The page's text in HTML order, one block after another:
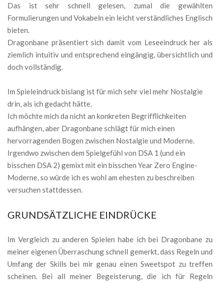
Das ist sehr schnell gelesen, zumal die gewählten
Formulierungen und Vokabeln ein leicht verständliches Englisch
bieten.
Dragonbane präsentiert sich damit vom Leseeindruck her als
ziemlich intuitiv und entsprechend eingängig, übersichtlich und
doch vollständig.
Im Spieleindruck bislang ist für mich sehr viel mehr Nostalgie
drin, als ich gedacht hätte.
Ich möchte mich da nicht an konkreten Begrifflichkeiten
aufhängen, aber Dragonbane schlägt für mich einen
hervorragenden Bogen zwischen Nostalgie und Moderne.
Irgendwo zwischen dem Spielgefühl von DSA 1 (und ein
bisschen DSA 2) gemixt mit ein bisschen Year Zero Engine-
Moderne, so würde ich es wohl am ehesten zu beschreiben
versuchen stattdessen.
GRUNDSÄTZLICHE EINDRÜCKE
Im Vergleich zu anderen Spielen habe ich bei Dragonbane zu
meiner eigenen Überraschung schnell gemerkt, dass Regeln und
Umfang der Skills bei mir genau einen Sweetspot zu treffen
scheinen. Bei all meiner Begeisterung, die ich für Regeln